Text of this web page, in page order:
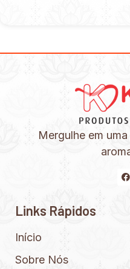
Mergulhe em
Links Rápidos
Início
Sobre Nós